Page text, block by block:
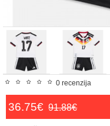
0 recenzija
36.75€ 91.88€